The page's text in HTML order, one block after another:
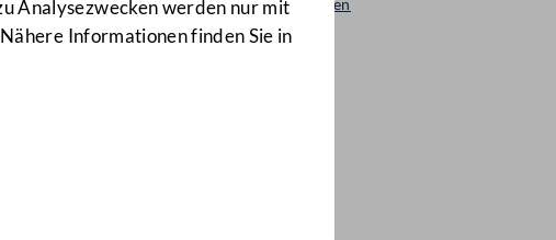
Analysezwecken werden nur mit
Informationen finden Sie in
Beantwortungen
1979/AB